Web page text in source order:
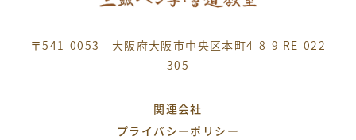
〒541-0053 大阪府大阪市中央区本町4-8-9 RE-022
305
関連会社
プライバシーポリシー